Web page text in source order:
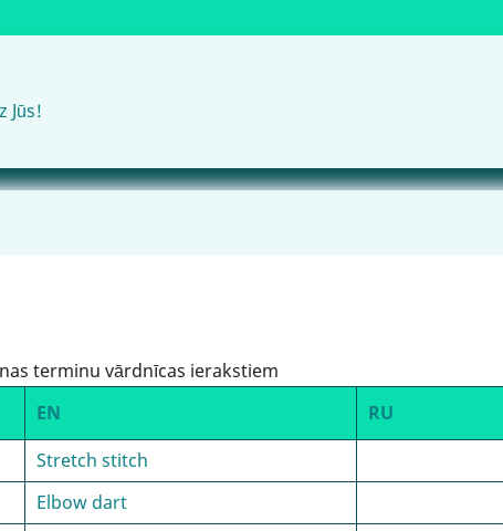
Jūs!
terminu vārdnīcas ierakstiem
EN
RU
Stretch stitch
Elbow dart